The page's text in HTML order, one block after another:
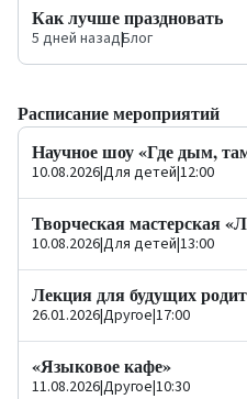
Как лучше праздновать
5 дней назад|Блог
Расписание мероприятий
Научное шоу «Где дым,
10.08.2026|Для детей|12:00
Творческая мастерская
10.08.2026|Для детей|13:00
Лекция для будущих
26.01.2026|Другое|17:00
«Языковое кафе»
11.08.2026|Другое|10:30